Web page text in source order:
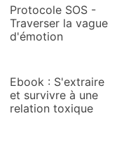
Protocole SOS -
Traverser la vague
d'émotion
Ebook : S'extraire
et survivre à une
relation toxique